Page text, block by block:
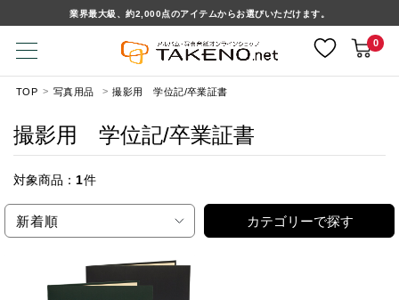
業界最大級、約2,000点のアイテムからお選びいただけます。
0
TOP 写真用品 撮影用 学位記/卒業証書
撮影用 学位記/卒業証書
対象商品： 1件
新着順 カテゴリーで探す